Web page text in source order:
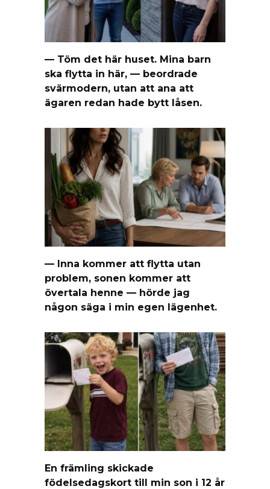
— Töm det här huset. Mina barn
ska flytta in här, — beordrade
svärmodern, utan att ana att
ägaren redan hade bytt låsen.
— Inna kommer att flytta utan
problem, sonen kommer att
övertala henne — hörde jag
någon säga i min egen lägenhet.
En främling skickade
födelsedagskort till min son i 12 år